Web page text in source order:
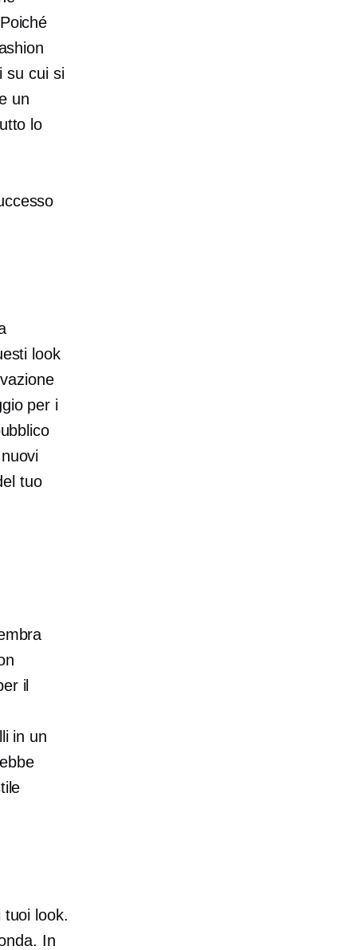
su cui si
un
lo
look
per i
tuo
il
in un
look.
In